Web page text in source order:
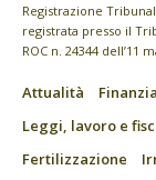
Registrazione
registrata presso il
ROC n. 24344 dell’11
Attualità
Leggi, lavoro e
Fertilizzazione